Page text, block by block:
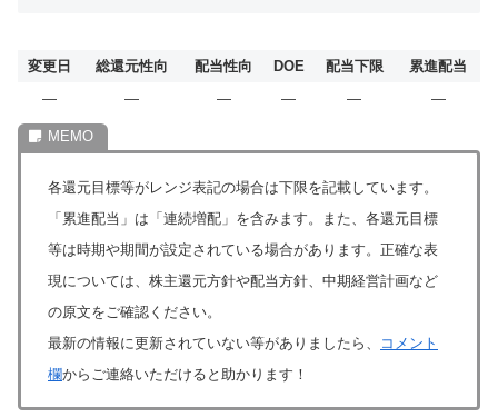
変更日 総還元性向 配当性向 DOE 配当下限
累進配当
―
― ― ― ― ―
各還元目標等がレンジ表記の場合は下限を記載しています。
「累進配当」は「連続増配」を含みます。また、各還元目標
等は時期や期間が設定されている場合があります。正確な表
現については、株主還元方針や配当方針、中期経営計画など
の原文をご確認ください。
最新の情報に更新されていない等がありましたら、
コメント
欄からご連絡いただけると助かります！